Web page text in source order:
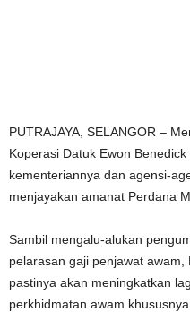
PUTRAJAYA, SELANGOR –
Koperasi Datuk Ewon
kementeriannya dan agensi-
menjayakan amanat Perdana
Sambil mengalu-alukan
pelarasan gaji penjawat
pastinya akan meningkatkan
perkhidmatan awam